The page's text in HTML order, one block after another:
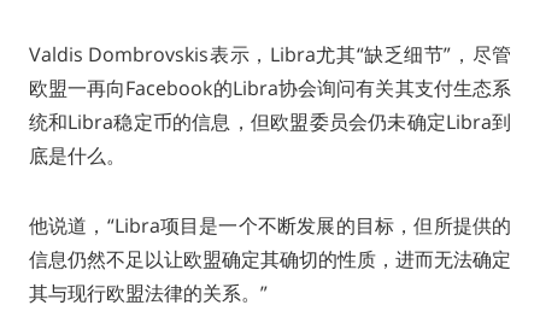
Valdis Dombrovskis表示，Libra尤其“缺乏细节”，尽管
欧盟一再向Facebook的Libra协会询问有关其支付生态系
统和Libra稳定币的信息，但欧盟委员会仍未确定Libra到
底是什么。
他说道，“Libra项目是一个不断发展的目标，但所提供的
信息仍然不足以让欧盟确定其确切的性质，进而无法确定
其与现行欧盟法律的关系。”